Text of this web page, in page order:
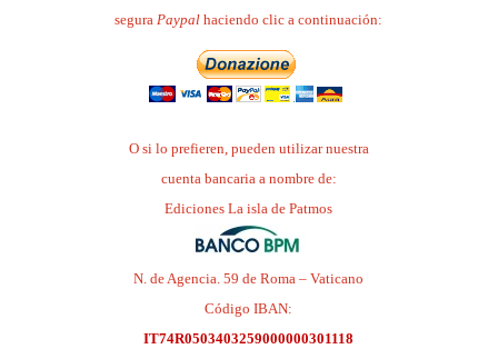
seguraPaypal haciendo clic a continuación:
O si lo prefieren, pueden utilizar nuestra
cuenta bancaria a nombre de:
Ediciones La isla de Patmos
N. de Agencia. 59 de Roma – Vaticano
Código IBAN:
IT74R0503403259000000301118